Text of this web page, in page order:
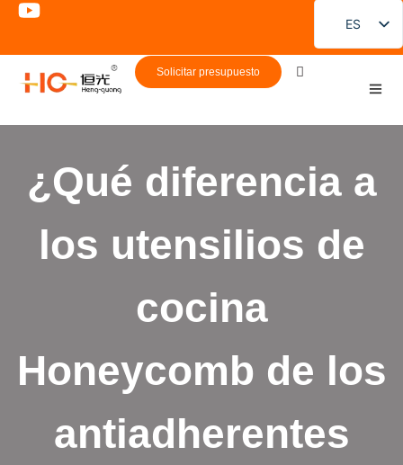
ES
EN
RU
Solicitar presupuesto
¿Qué diferencia a
los utensilios de
cocina
Honeycomb de los
antiadherentes